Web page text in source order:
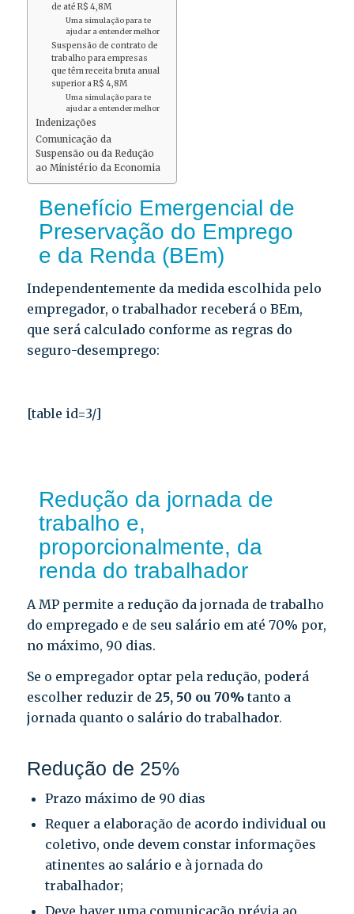
de até R$ 4,8M
Uma simulação para te
ajudar a entender melhor
Suspensão de contrato de
trabalho para empresas
que têm receita bruta anual
superior a R$ 4,8M
Uma simulação para te
ajudar a entender melhor
Indenizações
Comunicação da
Suspensão ou da Redução
ao Ministério da Economia
Benefício Emergencial de
Preservação do Emprego
e da Renda (BEm)
Independentemente da medida escolhida pelo
empregador, o trabalhador receberá o BEm,
que será calculado conforme as regras do
seguro-desemprego:
[table id=3/]
Redução da jornada de
trabalho e,
proporcionalmente, da
renda do trabalhador
A MP permite a redução da jornada de trabalho
do empregado e de seu salário em até 70% por,
no máximo, 90 dias.
Se o empregador optar pela redução, poderá
escolher reduzir de 25, 50 ou 70%tanto a
jornada quanto o salário do trabalhador.
Redução de 25%
Prazo máximo de 90 dias
Requer a elaboração de acordo individual ou
coletivo, onde devem constar informações
atinentes ao salário e à jornada do
trabalhador;
Deve haver uma comunicação prévia ao